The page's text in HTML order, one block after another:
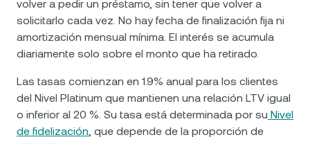
volver a pedir un préstamo, sin tener que volver a
solicitarlo cada vez. No hay fecha de finalización fija ni
amortización mensual mínima. El interés se acumula
diariamente solo sobre el monto que ha retirado.
Las tasas comienzan en 1.9% anual para los clientes
del Nivel Platinum que mantienen una relación LTV igual
o inferior al 20 %. Su tasa está determinada por su Nivel
de fidelización, que depende de la proporción de